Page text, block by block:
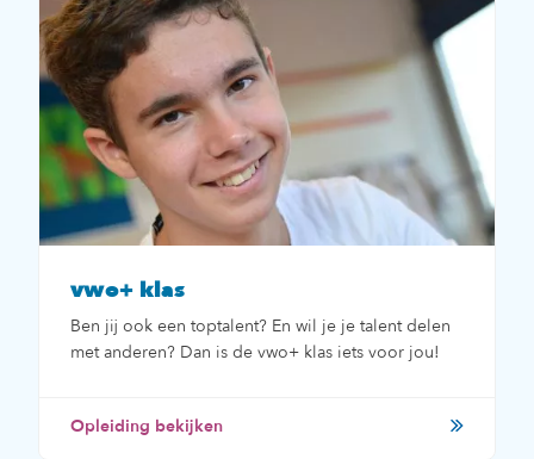
vwo+ klas
Ben jij ook een toptalent? En wil je je talent delen
met anderen? Dan is de vwo+ klas iets voor jou!
Opleiding bekijken